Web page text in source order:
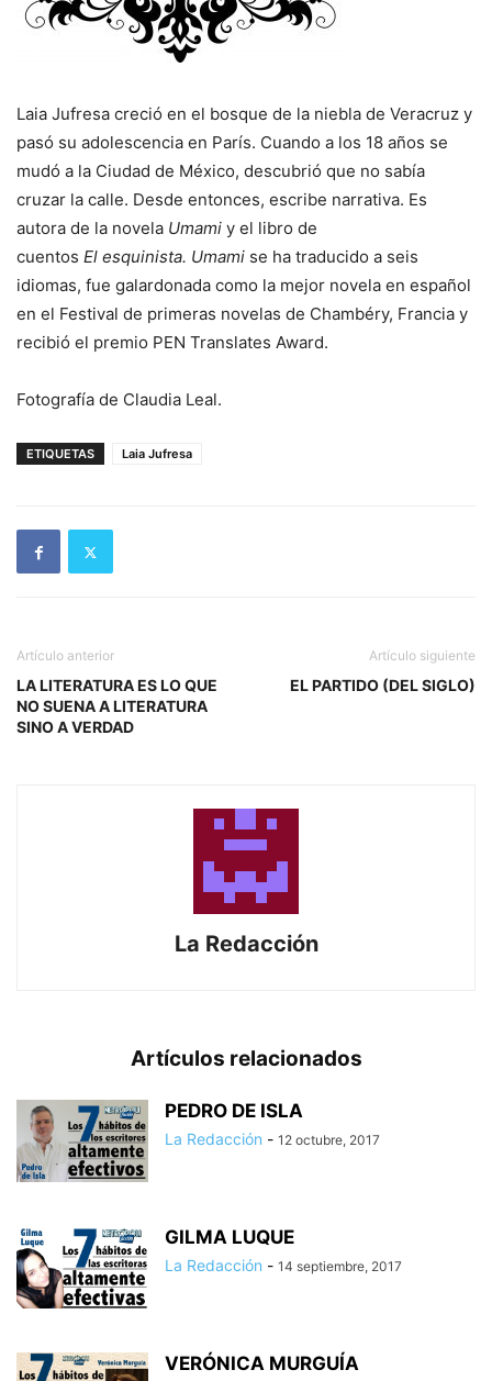
Laia Jufresa creció en el bosque de la niebla de Veracruz y
pasó su adolescencia en París. Cuando a los 18 años se
mudó a la Ciudad de México, descubrió que no sabía
cruzar la calle. Desde entonces, escribe narrativa. Es
autora de la novela Umami y el libro de
cuentos El esquinista. Umami se ha traducido a seis
idiomas, fue galardonada como la mejor novela en español
en el Festival de primeras novelas de Chambéry, Francia y
recibió el premio PEN Translates Award.
Fotografía de Claudia Leal.
ETIQUETAS Laia Jufresa
Artículo anterior
LA LITERATURA ES LO QUE
NO SUENA A LITERATURA
SINO A VERDAD
Artículo siguiente
EL PARTIDO (DEL SIGLO)
La Redacción
Artículos relacionados
PEDRO DE ISLA
La Redacción - 12 octubre, 2017
GILMA LUQUE
La Redacción - 14 septiembre, 2017
VERÓNICA MURGUÍA